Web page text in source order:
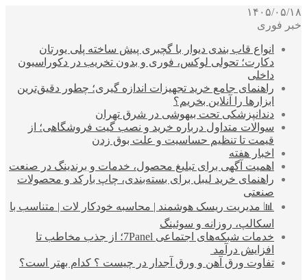
۱۴۰۵/۰۵/۱۸
خبر فوری
انواع قاب بندی دیوار با گچبری پیش ساخته پلی یورتان
دکارت؛ تحولی لوکس، فوری و بدون تخریب در دکوراسیون
داخلی
راهنمای جامع خرید تجهیزات اندازه گیری؛ چطور دقیق‌ترین
ابزارها را آنلاین بخریم؟
دندانپزشکی تحت بیهوشی در شرق تهران
سوالات متداول درباره خرید و نصب گیت فروشگاهی؛ از
قیمت تا تنظیم حساسیت و علت بوق زدن
اخبار هفته
اهمیت آگهی برای تبلیغ محصول، خدمات و برندینگ در صنعت
راهنمای خرید لیبل برای بسته‌بندی، چاپ بارکد و محصولات
صنعتی
📊 مدیریت ریسک هوشمند | محاسبه خودکار لات | متناسب با
اسکالپ، روزانه و سوئینگ
خدمات شبکه‌های اجتماعی 7Panel؛ از جذب مخاطب تا
افزایش درآمد
تفاوت ورق آهن و ورق آجدار در چیست ؟ کدام بهتر است؟